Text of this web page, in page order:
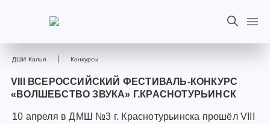
ДШИ Калья Конкурсы
VIII ВСЕРОССИЙСКИЙ ФЕСТИВАЛЬ-КОНКУРС
«ВОЛШЕБСТВО ЗВУКА» Г.КРАСНОТУРЬИНСК
10 апреля в ДМШ №3 г. Краснотурьинска прошёл VIII